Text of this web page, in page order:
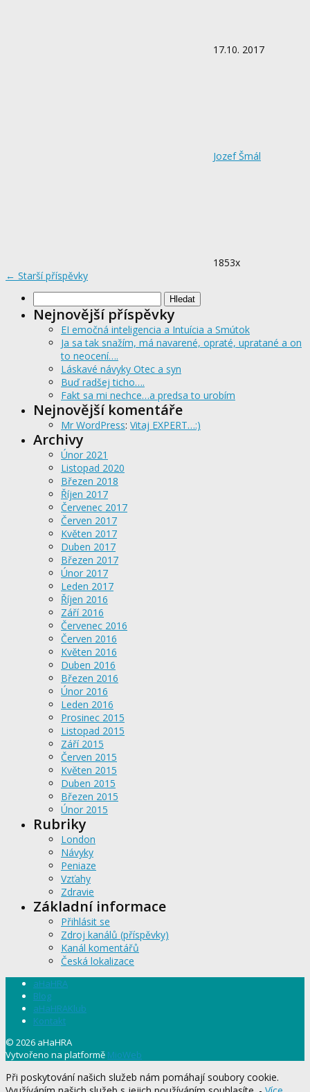
17.10. 2017
Jozef Šmál
1853x
← Starší příspěvky
Nejnovější příspěvky
EI emočná inteligencia a Intuícia a Smútok
Ja sa tak snažím, má navarené, opraté, upratané a on
to neocení….
Láskavé návyky Otec a syn
Buď radšej ticho….
Fakt sa mi nechce…a predsa to urobím
Nejnovější komentáře
Mr WordPress: Vitaj EXPERT…:)
Archivy
Únor 2021
Listopad 2020
Březen 2018
Říjen 2017
Červenec 2017
Červen 2017
Květen 2017
Duben 2017
Březen 2017
Únor 2017
Leden 2017
Říjen 2016
Září 2016
Červenec 2016
Červen 2016
Květen 2016
Duben 2016
Březen 2016
Únor 2016
Leden 2016
Prosinec 2015
Listopad 2015
Září 2015
Červen 2015
Květen 2015
Duben 2015
Březen 2015
Únor 2015
Rubriky
London
Návyky
Peniaze
Vzťahy
Zdravie
Základní informace
Přihlásit se
Zdroj kanálů (příspěvky)
Kanál komentářů
Česká lokalizace
aHaHRA
Blog
aHaHRAKlub
Kontakt
© 2026 aHaHRA
Vytvořeno na platformě MioWeb
Při poskytování našich služeb nám pomáhají soubory cookie.